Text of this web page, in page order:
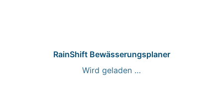
RainShift Bewässerungsplaner
Wird geladen …